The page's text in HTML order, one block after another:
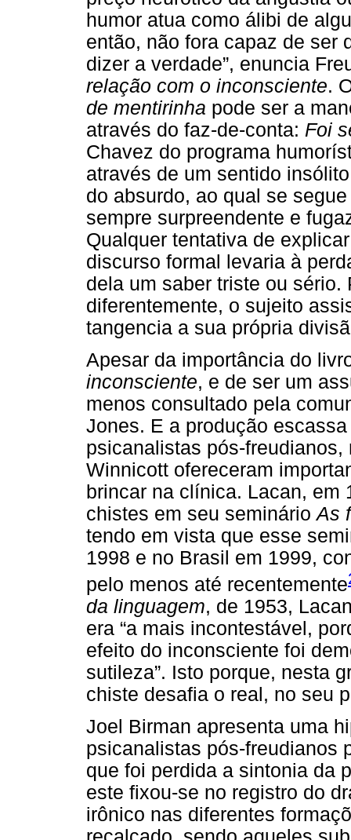
humor atua como álibi de
então, não fora capaz de ser
dizer a verdade”, enuncia
relação com o inconsciente.
de mentirinha pode ser a
através do faz-de-conta: Foi
Chavez do programa
através de um sentido
do absurdo, ao qual se
sempre surpreendente e
Qualquer tentativa de
discurso formal levaria à
dela um saber triste ou
diferentemente, o sujeito
tangencia a sua própria
Apesar da importância do
inconsciente, e de ser um
menos consultado pela
Jones. E a produção
psicanalistas pós-
Winnicott ofereceram
brincar na clínica. Lacan, em
chistes em seu seminárioAs
tendo em vista que esse
1998 e no Brasil em 1999,
pelo menos até recentemente
da linguagem, de 1953,
era “a mais incontestável,
efeito do inconsciente foi
sutileza”. Isto porque, nesta
chiste desafia o real, no seu
Joel Birman apresenta uma
psicanalistas pós-freudianos
que foi perdida a sintonia da
este fixou-se no registro do
irônico nas diferentes